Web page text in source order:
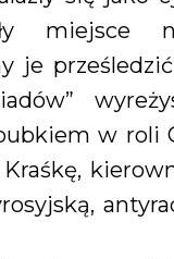
miejsce
je
w roli